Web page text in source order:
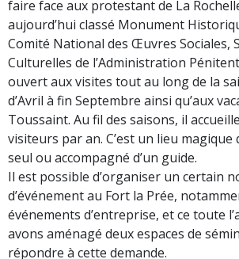
faire face aux protestant de La
aujourd’hui classé Monument
Comité National des Œuvres Sociales,
Culturelles de l’Administration
ouvert aux visites tout au long de la
d’Avril à fin Septembre ainsi qu’aux
Toussaint. Au fil des saisons, il
visiteurs par an. C’est un lieu magique
seul ou accompagné d’un guide.
Il est possible d’organiser un certain
d’événement au Fort la Prée,
événements d’entreprise, et ce toute
avons aménagé deux espaces de
répondre à cette demande.